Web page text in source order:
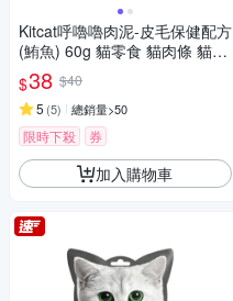
Kitcat呼嚕嚕肉泥-皮毛保健配方
(鮪魚) 60g 貓零食 貓肉條 貓肉
泥 化毛 牛磺酸 保健零食
$38 $40
5 (5) 總銷量>50
限時下殺 券
加入購物車